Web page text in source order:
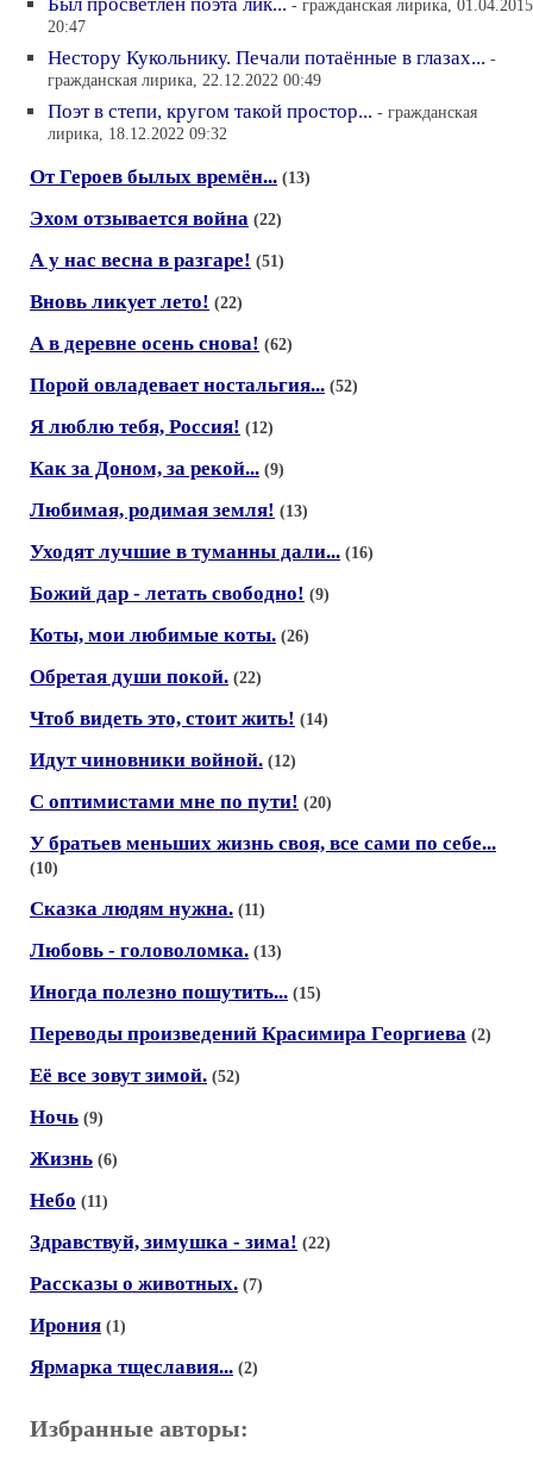
- гражданская лирика, 01.04.2015
20:47
Нестору Кукольнику. Печали потаённые в глазах... -
гражданская лирика, 22.12.2022 00:49
Поэт в степи, кругом такой простор... - гражданская
лирика, 18.12.2022 09:32
От Героев былых времён... (13)
Эхом отзывается война (22)
А у нас весна в разгаре! (51)
Вновь ликует лето! (22)
А в деревне осень снова! (62)
Порой овладевает ностальгия... (52)
Я люблю тебя, Россия! (12)
Как за Доном, за рекой... (9)
Любимая, родимая земля! (13)
Уходят лучшие в туманны дали... (16)
Божий дар - летать свободно! (9)
Коты, мои любимые коты. (26)
Обретая души покой. (22)
Чтоб видеть это, стоит жить! (14)
Идут чиновники войной. (12)
С оптимистами мне по пути! (20)
У братьев меньших жизнь своя, все сами по себе...
(10)
Сказка людям нужна. (11)
Любовь - головоломка. (13)
Иногда полезно пошутить... (15)
Переводы произведений Красимира Георгиева (2)
Её все зовут зимой. (52)
Ночь (9)
Жизнь (6)
Небо (11)
Здравствуй, зимушка - зима! (22)
Рассказы о животных. (7)
Ирония (1)
Ярмарка тщеславия... (2)
Избранные авторы: